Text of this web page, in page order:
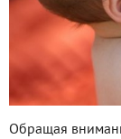
Обращая